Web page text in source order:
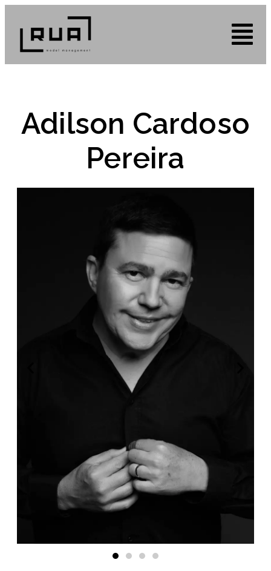
Adilson Cardoso
Pereira